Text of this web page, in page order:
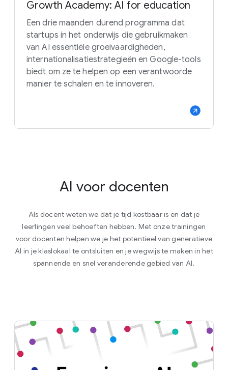
Growth Academy: AI for education
Een drie maanden durend programma dat
startups in het onderwijs die gebruikmaken
van AI essentiële groeivaardigheden,
internationalisatiestrategieën en Google-tools
biedt om ze te helpen op een verantwoorde
manier te schalen en te innoveren.
AI voor docenten
Als docent weten we dat je tijd kostbaar is en dat je
leerlingen veel behoeften hebben. Met onze trainingen
voor docenten helpen we je het potentieel van generatieve
AI in je klaslokaal te ontsluiten en je wegwijs te maken in het
spannende en snel veranderende gebied van AI.